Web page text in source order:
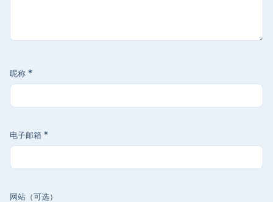
昵称 *
电子邮箱 *
网站（可选）